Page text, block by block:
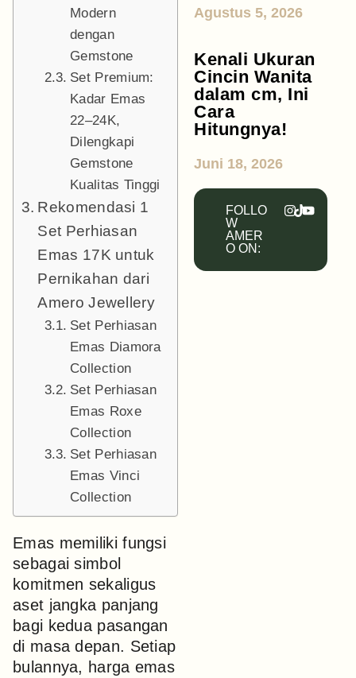
Modern
dengan
Gemstone
Set Premium:
Kadar Emas
22–24K,
Dilengkapi
Gemstone
Kualitas Tinggi
Rekomendasi 1
Set Perhiasan
Emas 17K untuk
Pernikahan dari
Amero Jewellery
Set Perhiasan
Emas Diamora
Collection
Set Perhiasan
Emas Roxe
Collection
Set Perhiasan
Emas Vinci
Collection
Emas memiliki fungsi
sebagai simbol
komitmen sekaligus
aset jangka panjang
bagi kedua pasangan
di masa depan. Setiap
bulannya, harga emas
Agustus 5, 2026
Kenali Ukuran
Cincin Wanita
dalam cm, Ini
Cara
Hitungnya!
Juni 18, 2026
FOLLO
W
AMER
O ON: